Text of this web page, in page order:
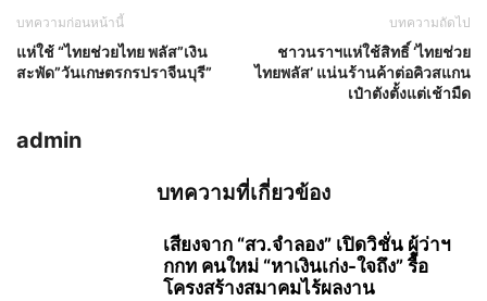
บทความก่อนหน้านี้
แห่ใช้ “ไทยช่วยไทย พลัส”เงิน
สะพัด”วันเกษตรกรปราจีนบุรี”
บทความถัดไป
ชาวนราฯแห่ใช้สิทธิ์ ‘ไทยช่วย
ไทยพลัส’ แน่นร้านค้าต่อคิวสแกน
เป๋าตังตั้งแต่เช้ามืด
admin
บทความที่เกี่ยวข้อง
เสียงจาก “สว.จำลอง” เปิดวิชั่น ผู้ว่าฯ
กกท คนใหม่ “หาเงินเก่ง-ใจถึง” รื้อ
โครงสร้างสมาคมไร้ผลงาน